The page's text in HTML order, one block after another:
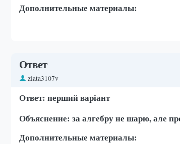
Дополнительные материалы:
Ответ
zlata3107v
Ответ: перший варіант
Объяснение: за алгебру не шарю, але
Дополнительные материалы: